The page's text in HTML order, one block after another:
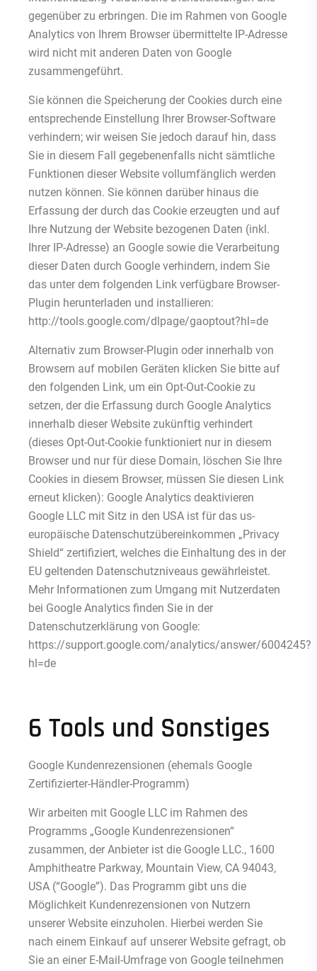
gegenüber zu erbringen. Die im Rahmen von Google
Analytics von Ihrem Browser übermittelte IP-Adresse
wird nicht mit anderen Daten von Google
zusammengeführt.
Sie können die Speicherung der Cookies durch eine
entsprechende Einstellung Ihrer Browser-Software
verhindern; wir weisen Sie jedoch darauf hin, dass
Sie in diesem Fall gegebenenfalls nicht sämtliche
Funktionen dieser Website vollumfänglich werden
nutzen können. Sie können darüber hinaus die
Erfassung der durch das Cookie erzeugten und auf
Ihre Nutzung der Website bezogenen Daten (inkl.
Ihrer IP-Adresse) an Google sowie die Verarbeitung
dieser Daten durch Google verhindern, indem Sie
das unter dem folgenden Link verfügbare Browser-
Plugin herunterladen und installieren:
http://tools.google.com/dlpage/gaoptout?hl=de
Alternativ zum Browser-Plugin oder innerhalb von
Browsern auf mobilen Geräten klicken Sie bitte auf
den folgenden Link, um ein Opt-Out-Cookie zu
setzen, der die Erfassung durch Google Analytics
innerhalb dieser Website zukünftig verhindert
(dieses Opt-Out-Cookie funktioniert nur in diesem
Browser und nur für diese Domain, löschen Sie Ihre
Cookies in diesem Browser, müssen Sie diesen Link
erneut klicken): Google Analytics deaktivieren
Google LLC mit Sitz in den USA ist für das us-
europäische Datenschutzübereinkommen „Privacy
Shield“ zertifiziert, welches die Einhaltung des in der
EU geltenden Datenschutzniveaus gewährleistet.
Mehr Informationen zum Umgang mit Nutzerdaten
bei Google Analytics finden Sie in der
Datenschutzerklärung von Google:
https://support.google.com/analytics/answer/6004245?
hl=de
6 Tools und Sonstiges
Google Kundenrezensionen (ehemals Google
Zertifizierter-Händler-Programm)
Wir arbeiten mit Google LLC im Rahmen des
Programms „Google Kundenrezensionen“
zusammen, der Anbieter ist die Google LLC., 1600
Amphitheatre Parkway, Mountain View, CA 94043,
USA (“Google”). Das Programm gibt uns die
Möglichkeit Kundenrezensionen von Nutzern
unserer Website einzuholen. Hierbei werden Sie
nach einem Einkauf auf unserer Website gefragt, ob
Sie an einer E-Mail-Umfrage von Google teilnehmen